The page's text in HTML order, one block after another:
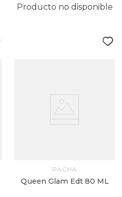
Producto no disponible
PACHA
Queen Glam Edt 80 ML